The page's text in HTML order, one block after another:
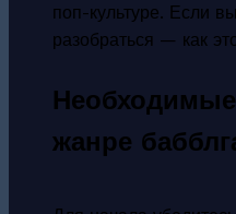
поп-культуре. Если
разобраться — как
жанре